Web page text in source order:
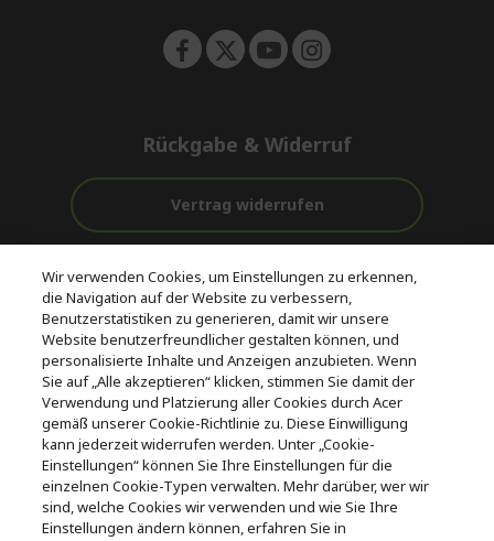
Rückgabe & Widerruf
Vertrag widerrufen
Kostenloser
Versand
vor und nach
dem Kauf
Zahlung
© 2026 Acer Inc.
CPYou BV ist der autorisierte Wiederverkäufer und Händler der
Produkte und Dienstleistungen, die in diesem Shop angeboten
werden.
Wir verwenden Cookies, um Einstellungen zu erkennen,
die Navigation auf der Website zu verbessern,
Benutzerstatistiken zu generieren, damit wir unsere
Website benutzerfreundlicher gestalten können, und
personalisierte Inhalte und Anzeigen anzubieten. Wenn
Sie auf „Alle akzeptieren“ klicken, stimmen Sie damit der
Verwendung und Platzierung aller Cookies durch Acer
gemäß unserer Cookie-Richtlinie zu. Diese Einwilligung
kann jederzeit widerrufen werden. Unter „Cookie-
Einstellungen“ können Sie Ihre Einstellungen für die
einzelnen Cookie-Typen verwalten. Mehr darüber, wer wir
sind, welche Cookies wir verwenden und wie Sie Ihre
Einstellungen ändern können, erfahren Sie in